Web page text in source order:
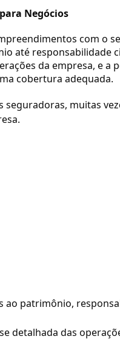
Negócios
com o
até responsabilidade
da empresa, e a
cobertura adequada.
seguradoras, muitas
ao patrimônio,
detalhada das